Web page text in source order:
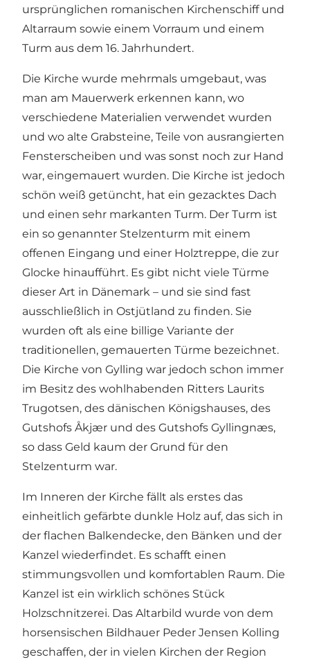
ursprünglichen romanischen Kirchenschiff und
Altarraum sowie einem Vorraum und einem
Turm aus dem 16. Jahrhundert.
Die Kirche wurde mehrmals umgebaut, was
man am Mauerwerk erkennen kann, wo
verschiedene Materialien verwendet wurden
und wo alte Grabsteine, Teile von ausrangierten
Fensterscheiben und was sonst noch zur Hand
war, eingemauert wurden. Die Kirche ist jedoch
schön weiß getüncht, hat ein gezacktes Dach
und einen sehr markanten Turm. Der Turm ist
ein so genannter Stelzenturm mit einem
offenen Eingang und einer Holztreppe, die zur
Glocke hinaufführt. Es gibt nicht viele Türme
dieser Art in Dänemark – und sie sind fast
ausschließlich in Ostjütland zu finden. Sie
wurden oft als eine billige Variante der
traditionellen, gemauerten Türme bezeichnet.
Die Kirche von Gylling war jedoch schon immer
im Besitz des wohlhabenden Ritters Laurits
Trugotsen, des dänischen Königshauses, des
Gutshofs Åkjær und des Gutshofs Gyllingnæs,
so dass Geld kaum der Grund für den
Stelzenturm war.
Im Inneren der Kirche fällt als erstes das
einheitlich gefärbte dunkle Holz auf, das sich in
der flachen Balkendecke, den Bänken und der
Kanzel wiederfindet. Es schafft einen
stimmungsvollen und komfortablen Raum. Die
Kanzel ist ein wirklich schönes Stück
Holzschnitzerei. Das Altarbild wurde von dem
horsensischen Bildhauer Peder Jensen Kolling
geschaffen, der in vielen Kirchen der Region